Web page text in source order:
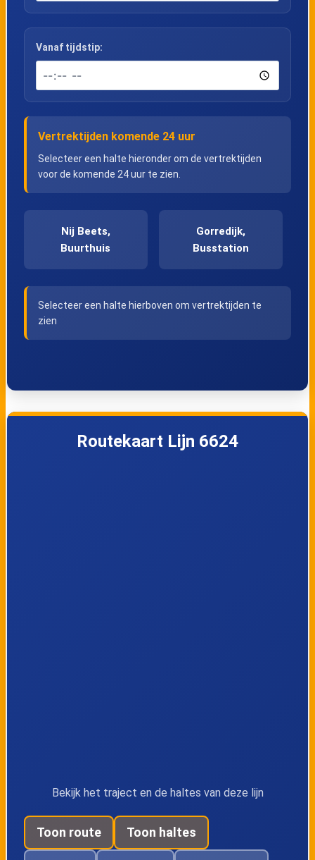
Vanaf tijdstip:
Vertrektijden komende 24 uur
Selecteer een halte hieronder om de vertrektijden
voor de komende 24 uur te zien.
Nij Beets,
Buurthuis
Gorredijk,
Busstation
Selecteer een halte hierboven om vertrektijden te
zien
Routekaart Lijn 6624
Bekijk het traject en de haltes van deze lijn
Toon route Toon haltes